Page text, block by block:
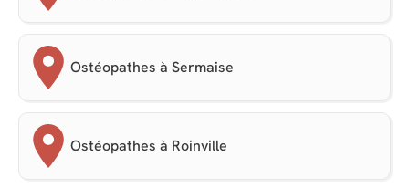
Ostéopathes à Sermaise
Ostéopathes à Roinville